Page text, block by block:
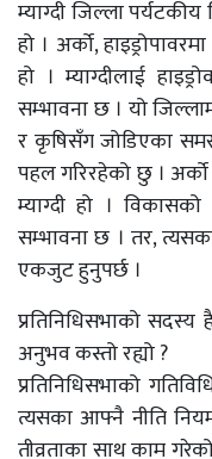
म्याग्दी जिल्ला
हो । अर्को,
हो । म्याग्दीलाई
सम्भावना छ । यो
र कृषिसँग जोडिएका
पहल गरिरहेको छु । अर्को
म्याग्दी हो ।
सम्भावना छ । तर,
एकजुट हुनुपर्छ ।
प्रतिनिधिसभाको
अनुभव कस्तो रह्यो ?
प्रतिनिधिसभाको
त्यसका आफ्नै नीति
तीव्रताका साथ काम